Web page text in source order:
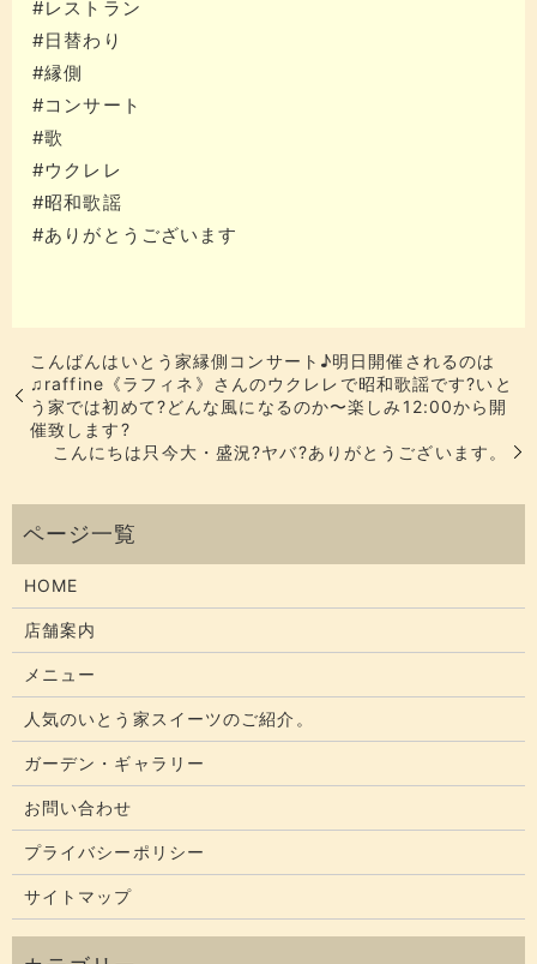
#レストラン
#日替わり
#縁側
#コンサート
#歌
#ウクレレ
#昭和歌謡
#ありがとうございます
こんばんはいとう家縁側コンサート♪明日開催されるのは
♫raffine《ラフィネ》さんのウクレレで昭和歌謡です?いと
う家では初めて?どんな風になるのか〜︎楽しみ12:00から開
催致します?
こんにちは只今大・盛況?ヤバ️?ありがとうございます。
HOME
店舗案内
メニュー
人気のいとう家スイーツのご紹介。
ガーデン・ギャラリー
お問い合わせ
プライバシーポリシー
サイトマップ